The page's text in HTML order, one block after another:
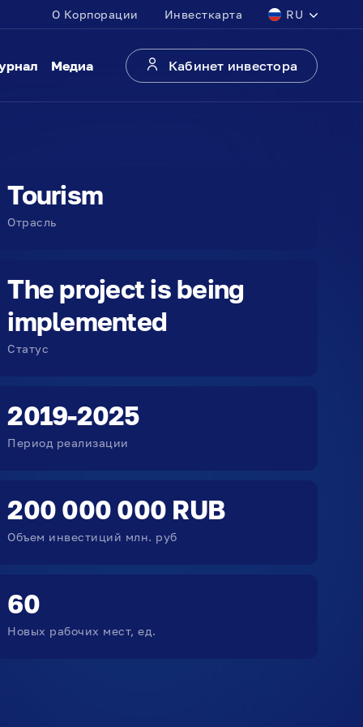
О Корпорации Инвесткарта RU
Медиа Кабинет инвестора
Tourism
Отрасль
The project is being
implemented
Статус
2019-2025
Период реализации
200 000 000 RUB
Объем инвестиций млн. руб
60
Новых рабочих мест, ед.